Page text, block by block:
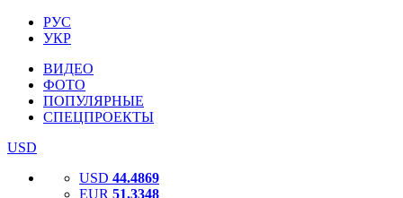
РУС
УКР
ВИДЕО
ФОТО
ПОПУЛЯРНЫЕ
СПЕЦПРОЕКТЫ
USD
USD 44.4869
EUR 51.3348